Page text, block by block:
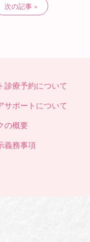
次の記事
診療予約について
サポートについて
の概要
義務事項